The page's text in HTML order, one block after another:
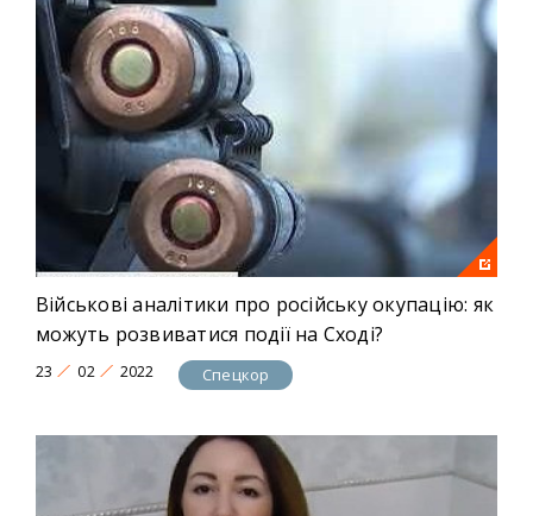
Військові аналітики про російську окупацію: як
можуть розвиватися події на Сході?
23 02 2022 Спецкор